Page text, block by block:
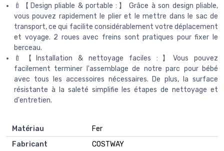
🍼【Design pliable & portable :】 Grâce à son design pliable,
vous pouvez rapidement le plier et le mettre dans le sac de
transport, ce qui facilite considérablement votre déplacement
et voyage. 2 roues avec freins sont pratiques pour fixer le
berceau.
🍼【Installation & nettoyage faciles :】Vous pouvez
facilement terminer l'assemblage de notre parc pour bébé
avec tous les accessoires nécessaires. De plus, la surface
résistante à la saleté simplifie les étapes de nettoyage et
d'entretien.
Matériau
‎Fer
Fabricant
‎COSTWAY